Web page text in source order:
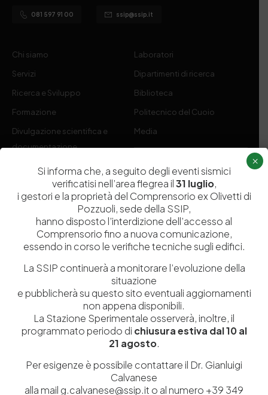
081 597 91 00 ssip@ssip.it
Chi siamo
Servizi
Ricerca e Sviluppo
Formazione
Divulgazione scientifica e
documentazione
Contribuenti
Laboratori
Dipartimenti di ricerca
Biblioteca
Politecnico del Cuoio
Media
Amministrazione Trasparente
Codice fiscale e Partita Iva07936981211
Iscrizione REA
NA 920756
Codice di iscrizione all’Anagrafe Nazionale delle Ricerche del
MIUR 000290_EIRI
Euro9.690.240,00
stazionesperimentaleindustriapelli@legalmail.it
Sede legaleVia Campi Flegrei, 34 – 80078 Pozzuoli (NA) – Tel. +39
Si informa che, a seguito degli eventi sismici
verificatisi nell’area flegrea il31 luglio,
i gestori e la proprietà del Comprensorio ex Olivetti di
Pozzuoli, sede della SSIP,
hanno disposto l’interdizione dell’accesso al
Comprensorio fino a nuova comunicazione,
essendo in corso le verifiche tecniche sugli edifici.
La SSIP continuerà a monitorare l’evoluzione della
situazione
e pubblicherà su questo sito eventuali aggiornamenti
non appena disponibili.
La Stazione Sperimentale osserverà, inoltre, il
programmato periodo di chiusura estiva dal 10 al
21 agosto.
Per esigenze è possibile contattare il Dr. Gianluigi
Calvanese
alla mail g.calvanese@ssip.it o al numero +39 349
×